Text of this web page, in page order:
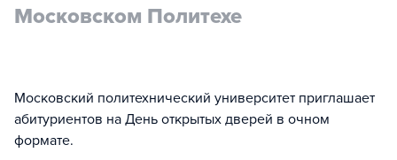
Московском Политехе
Московский политехнический университет приглашает
абитуриентов на День открытых дверей в очном
формате.